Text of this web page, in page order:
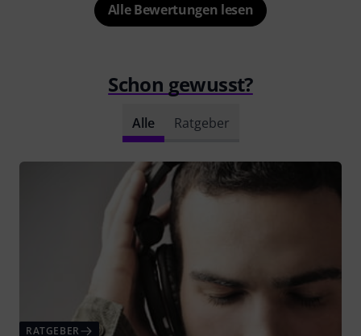
Alle Bewertungen lesen
Schon gewusst?
Alle Ratgeber
RATGEBER